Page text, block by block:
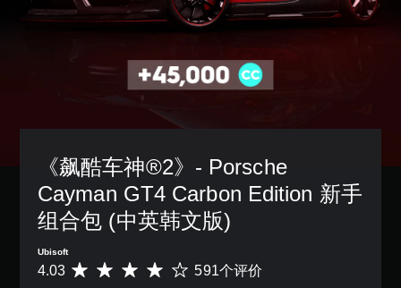
《飙酷车神®2》- Porsche
Cayman GT4 Carbon Edition 新手
组合包 (中英韩文版)
Ubisoft
平
4.03 591个评价